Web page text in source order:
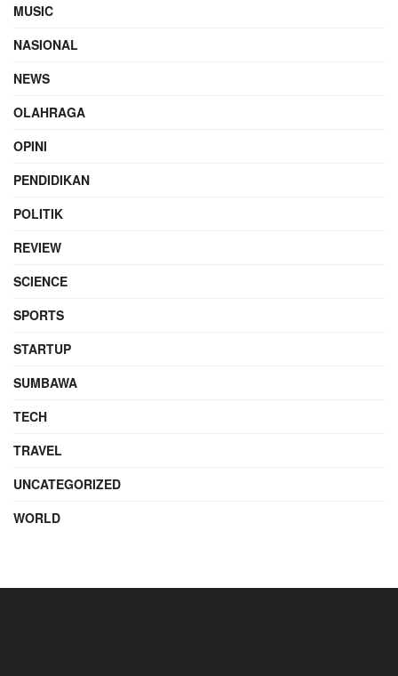
MUSIC
NASIONAL
NEWS
OLAHRAGA
OPINI
PENDIDIKAN
POLITIK
REVIEW
SCIENCE
SPORTS
STARTUP
SUMBAWA
TECH
TRAVEL
UNCATEGORIZED
WORLD